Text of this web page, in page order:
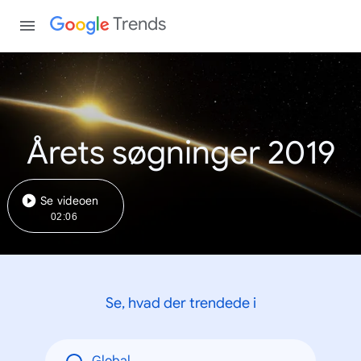
Trends
Årets søgninger 2019
Se videoen
02:06
Se, hvad der trendede i